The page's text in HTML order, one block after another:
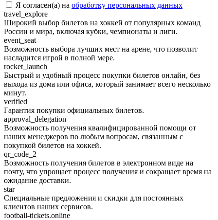
Я согласен(а) на обработку персональных данных
travel_explore
Широкий выбор билетов на хоккей от популярных команд
России и мира, включая кубки, чемпионаты и лиги.
event_seat
Возможность выбора лучших мест на арене, что позволит
насладится игрой в полной мере.
rocket_launch
Быстрый и удобный процесс покупки билетов онлайн, без
выхода из дома или офиса, который занимает всего несколько
минут.
verified
Гарантия покупки официальных билетов.
approval_delegation
Возможность получения квалифицированной помощи от
наших менеджеров по любым вопросам, связанным с
покупкой билетов на хоккей.
qr_code_2
Возможность получения билетов в электронном виде на
почту, что упрощает процесс получения и сокращает время на
ожидание доставки.
star
Специальные предложения и скидки для постоянных
клиентов наших сервисов.
football-tickets.online